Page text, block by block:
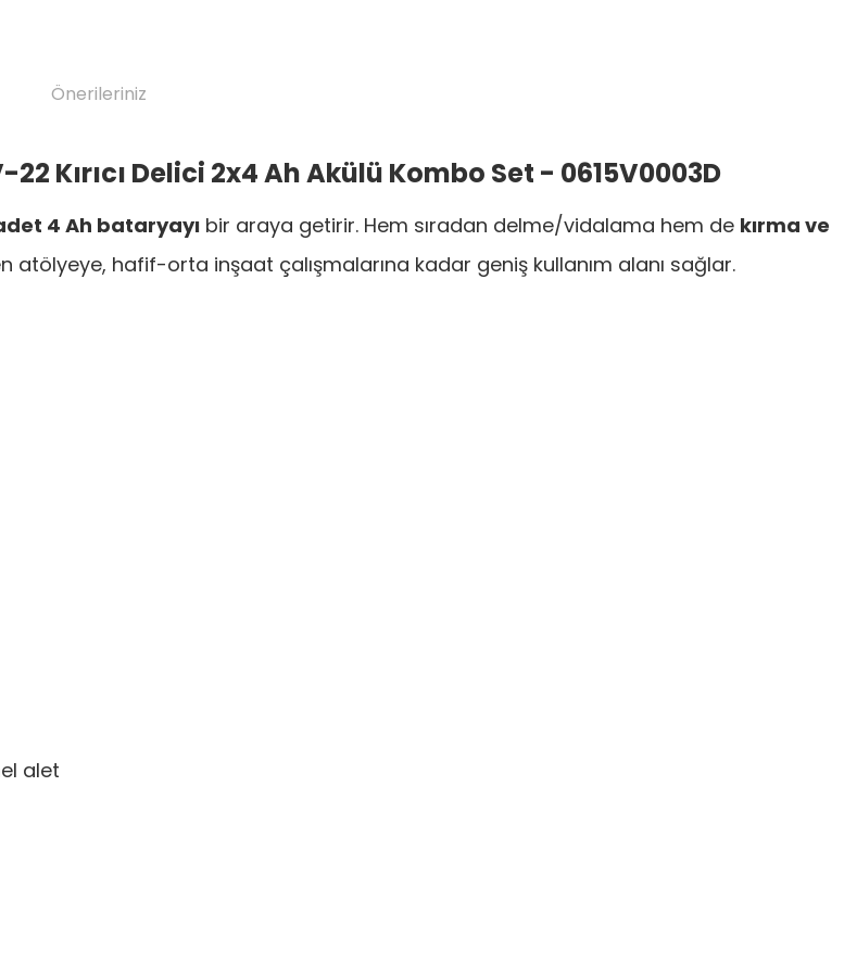
Önerileriniz
Kırıcı Delici 2x4 Ah Akülü Kombo Set - 0615V0003D
4 Ah bataryayı bir araya getirir. Hem sıradan delme/vidalama hem de kırma ve
atölyeye, hafif-orta inşaat çalışmalarına kadar geniş kullanım alanı sağlar.
alet